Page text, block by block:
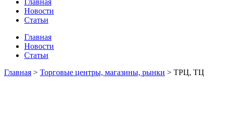
Главная
Новости
Статьи
Главная
Новости
Статьи
Главная > Торговые центры, магазины, рынки > ТРЦ, ТЦ